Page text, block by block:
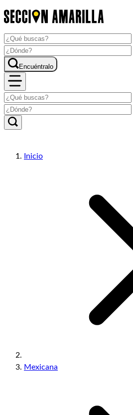
Encuéntralo
Inicio
Mexicana